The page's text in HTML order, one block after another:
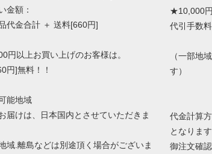
金額：
代金合計 ＋ 送料[660円]
円以上お買い上げのお客様は。
円]無料！！
能地域
届けは、日本国内とさせていただきま
地域.離島などは別途頂く場合がございま
★10,000円
代引手数
（一部地
す）
代金計算
となります
御注文確